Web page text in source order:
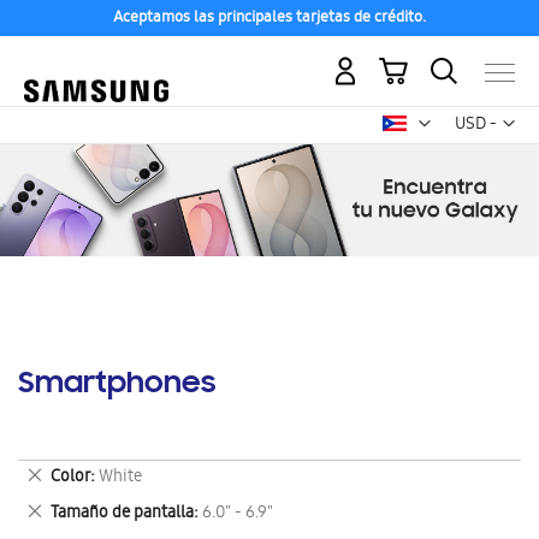
Aceptamos las principales tarjetas de crédito.
USD -
dólar
Mi carrito
Smartphones
Color White
Eliminar
este
artículo
Tamaño de pantalla 6.0" - 6.9"
Eliminar